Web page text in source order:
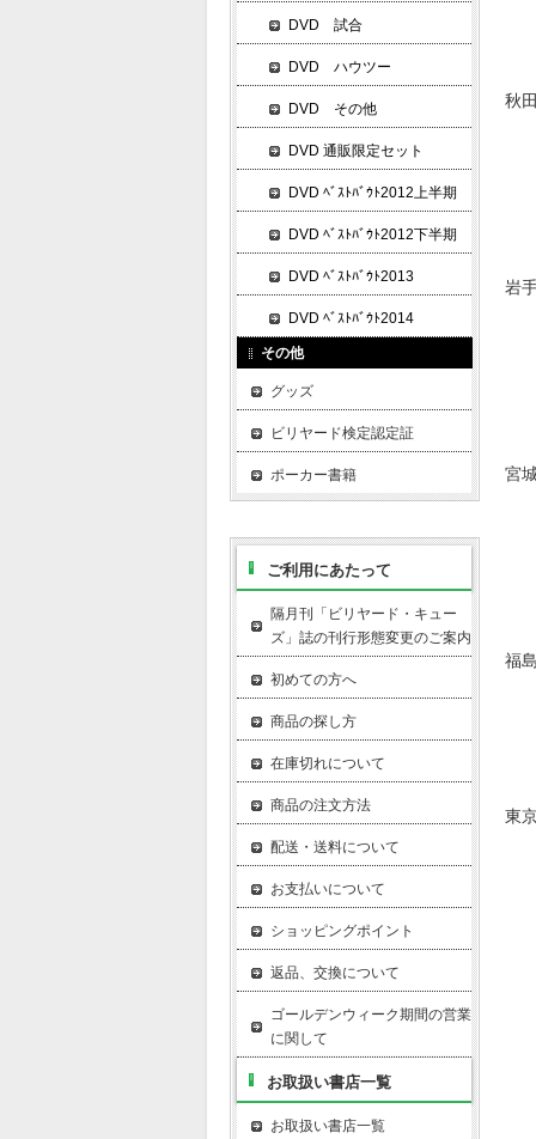
秋
岩
宮
福
東
DVD 試合
DVD ハウツー
DVD その他
DVD 通販限定セット
DVD ﾍﾞｽﾄﾊﾞｳﾄ2012上半期
DVD ﾍﾞｽﾄﾊﾞｳﾄ2012下半期
DVD ﾍﾞｽﾄﾊﾞｳﾄ2013
DVD ﾍﾞｽﾄﾊﾞｳﾄ2014
その他
グッズ
ビリヤード検定認定証
ポーカー書籍
ご利用にあたって
隔月刊「ビリヤード・キュー
ズ」誌の刊行形態変更のご案内
初めての方へ
商品の探し方
在庫切れについて
商品の注文方法
配送・送料について
お支払いについて
ショッピングポイント
返品、交換について
ゴールデンウィーク期間の営業
に関して
お取扱い書店一覧
お取扱い書店一覧